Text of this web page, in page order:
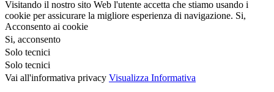
Visitando il nostro sito Web l'utente accetta che stiamo usando i
cookie per assicurare la migliore esperienza di navigazione. Si,
Acconsento ai cookie
Si, acconsento
Solo tecnici
Solo tecnici
Vai all'informativa privacy Visualizza Informativa